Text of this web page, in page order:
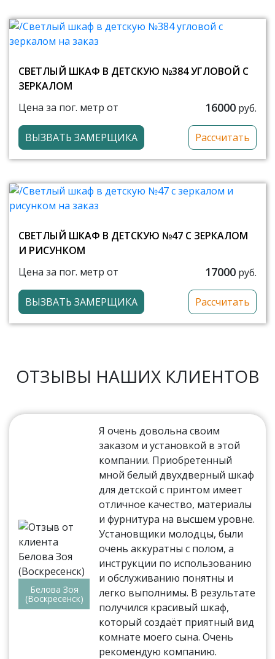
СВЕТЛЫЙ ШКАФ В ДЕТСКУЮ №384 УГЛОВОЙ С
ЗЕРКАЛОМ
Цена за пог. метр от
16000 руб.
ВЫЗВАТЬ ЗАМЕРЩИКА Рассчитать
СВЕТЛЫЙ ШКАФ В ДЕТСКУЮ №47 С ЗЕРКАЛОМ
И РИСУНКОМ
Цена за пог. метр от
17000 руб.
ВЫЗВАТЬ ЗАМЕРЩИКА Рассчитать
ОТЗЫВЫ НАШИХ КЛИЕНТОВ
Белова Зоя
(Воскресенск)
Я очень довольна своим
заказом и установкой в этой
компании. Приобретенный
мной белый двухдверный шкаф
для детской с принтом имеет
отличное качество, материалы
и фурнитура на высшем уровне.
Установщики молодцы, были
очень аккуратны с полом, а
инструкции по использованию
и обслуживанию понятны и
легко выполнимы. В результате
получился красивый шкаф,
который создаёт приятный вид
комнате моего сына. Очень
рекомендую компанию.